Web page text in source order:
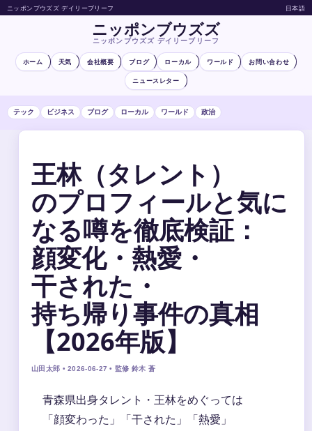
ニッポンブウズズ デイリーブリーフ 日本語
ニッポンブウズズ
ニッポンブウズズ デイリーブリーフ
ホーム 天気 会社概要 ブログ ローカル ワールド お問い合わせ
ニュースレター
テック ビジネス ブログ ローカル ワールド 政治
王林（タレント）
のプロフィールと気に
なる噂を徹底検証：
顔変化・熱愛・
干された・
持ち帰り事件の真相
【2026年版】
山田太郎 • 2026-06-27 • 監修 鈴木 蒼
青森県出身タレント・王林をめぐっては
「顔変わった」「干された」「熱愛」